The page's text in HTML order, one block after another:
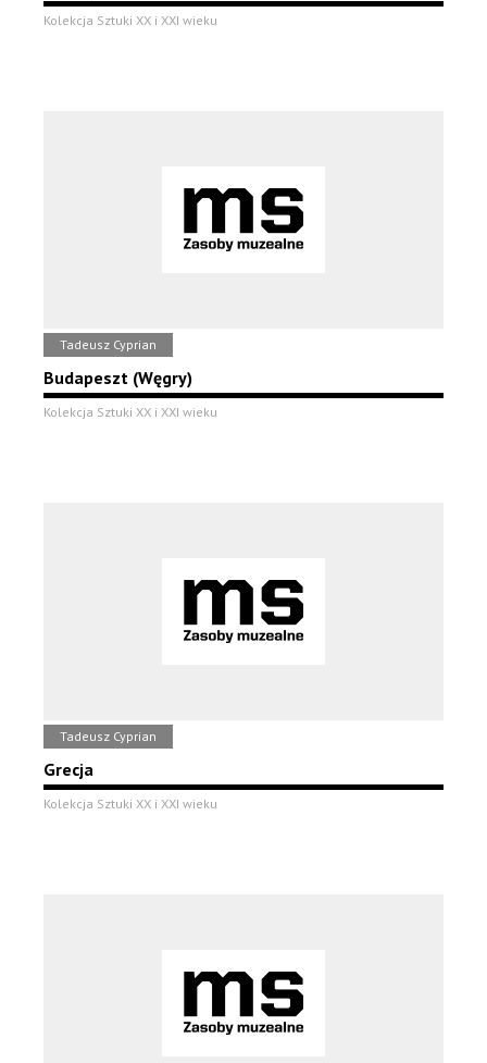
Kolekcja Sztuki XX i XXI wieku
Tadeusz Cyprian
Budapeszt (Węgry)
Kolekcja Sztuki XX i XXI wieku
Tadeusz Cyprian
Grecja
Kolekcja Sztuki XX i XXI wieku